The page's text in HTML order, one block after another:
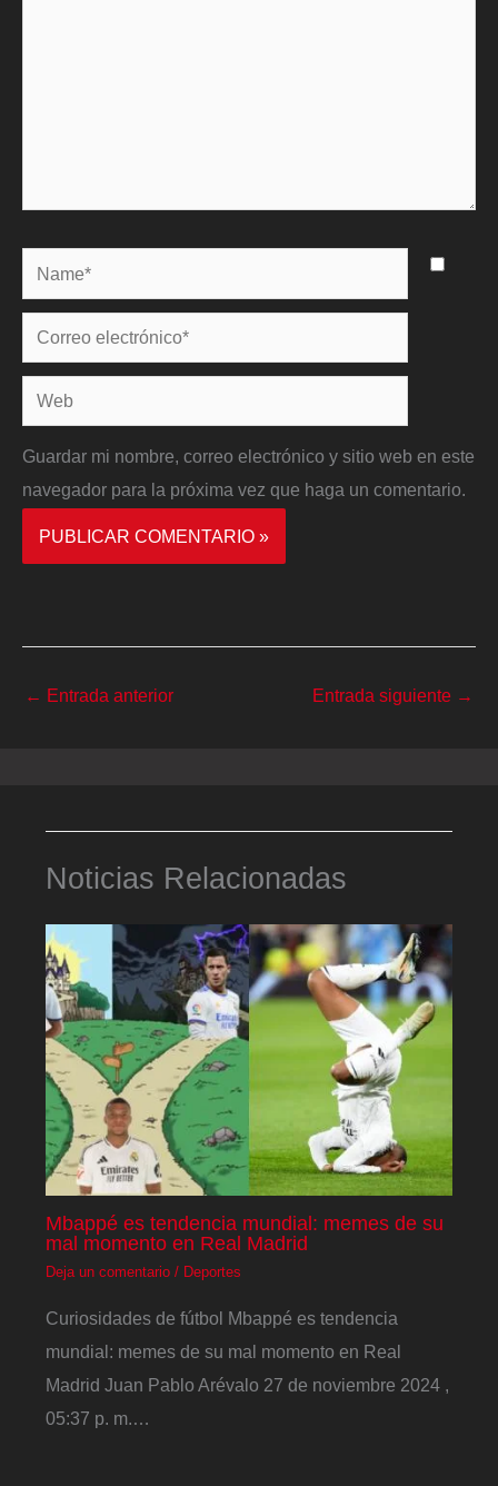
Name*
Correo
electrónico*
Web
Guardar mi nombre, correo electrónico y sitio web en este
navegador para la próxima vez que haga un comentario.
← Entrada anterior Entrada siguiente →
Noticias Relacionadas
Mbappé es tendencia mundial: memes de su
mal momento en Real Madrid
Deja un comentario / Deportes
Curiosidades de fútbol Mbappé es tendencia
mundial: memes de su mal momento en Real
Madrid Juan Pablo Arévalo 27 de noviembre 2024 ,
05:37 p. m.…